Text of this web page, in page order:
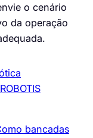
o cenário
da operação
ROBOTIS
bancadas